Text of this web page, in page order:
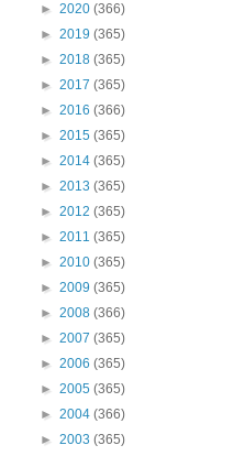
► 2020 (366)
► 2019 (365)
► 2018 (365)
► 2017 (365)
► 2016 (366)
► 2015 (365)
► 2014 (365)
► 2013 (365)
► 2012 (365)
► 2011 (365)
► 2010 (365)
► 2009 (365)
► 2008 (366)
► 2007 (365)
► 2006 (365)
► 2005 (365)
► 2004 (366)
► 2003 (365)